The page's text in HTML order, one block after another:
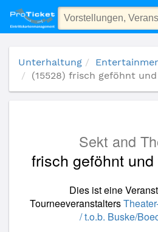
(15528) frisch geföhnt und flach
Unterhaltung
(15528) frisch geföhnt
Sekt and
frisch geföhnt
Dies ist eine
Tourneeveranstalters
/ t.o.b. Buske/